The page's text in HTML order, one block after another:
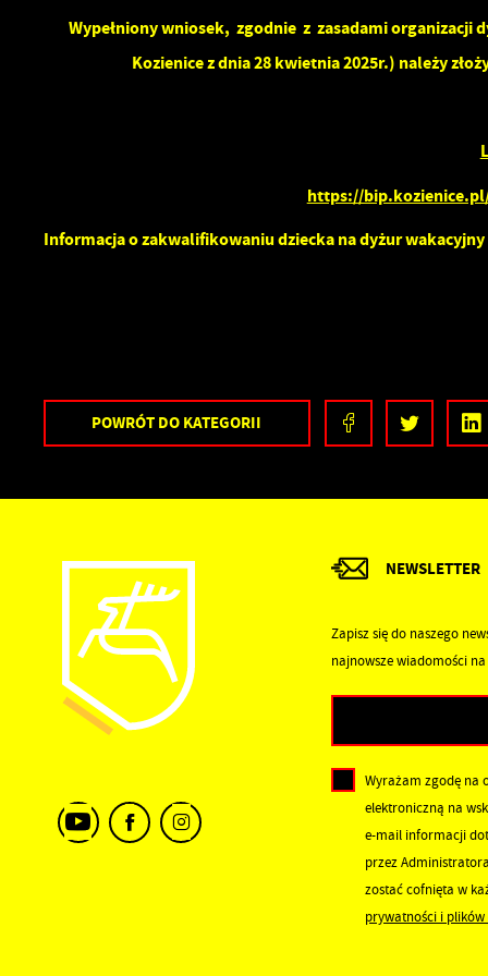
Wypełniony wniosek, zgodnie z zasadami organizacji
Kozienice z dnia 28 kwietnia 2025r.) należy
https://bip.kozienice.pl/
Informacja o zakwalifikowaniu dziecka na dyżur wakacyjny
POWRÓT DO KATEGORII
NEWSLETTER
Zapisz się do naszego
najnowsze wiadomości
Wyrażam zgodę na
elektroniczną na
e-mail informacji
przez
zostać cofnięta w
prywatności i plików